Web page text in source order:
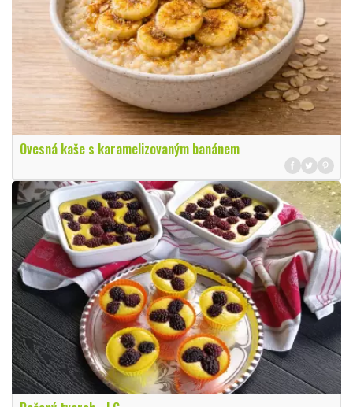
Ovesná kaše s karamelizovaným banánem